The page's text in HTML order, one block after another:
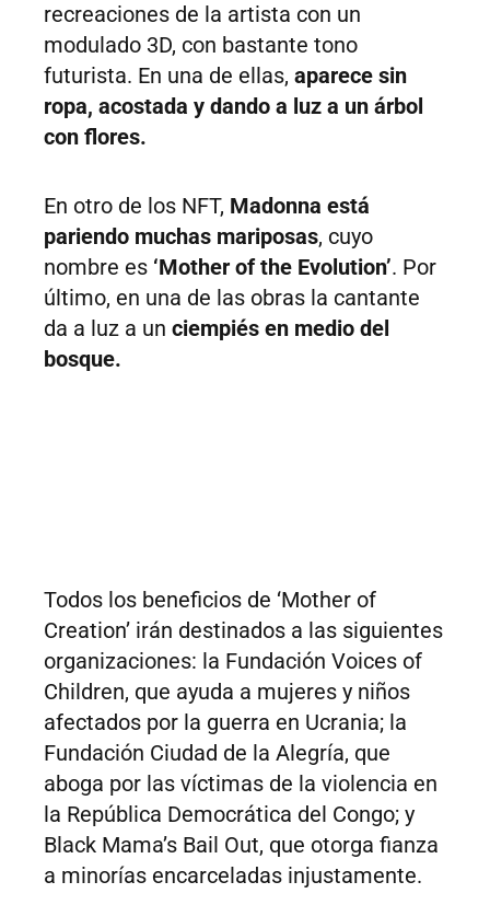
recreaciones de la artista con un
modulado 3D, con bastante tono
futurista. En una de ellas, aparece sin
ropa, acostada y dando a luz a un árbol
con flores.
En otro de los NFT, Madonna está
pariendo muchas mariposas, cuyo
nombre es ‘Mother of the Evolution’. Por
último, en una de las obras la cantante
da a luz a un ciempiés en medio del
bosque.
Todos los beneficios de ‘Mother of
Creation’ irán destinados a las siguientes
organizaciones: la Fundación Voices of
Children, que ayuda a mujeres y niños
afectados por la guerra en Ucrania; la
Fundación Ciudad de la Alegría, que
aboga por las víctimas de la violencia en
la República Democrática del Congo; y
Black Mama’s Bail Out, que otorga fianza
a minorías encarceladas injustamente.